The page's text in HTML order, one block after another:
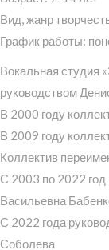
Вид, жанр
График работы:
Вокальная студия
руководством
В 2000 году
В 2009 году
Коллектив
С 2003 по 2022
Васильевна
С 2022 года
Соболева